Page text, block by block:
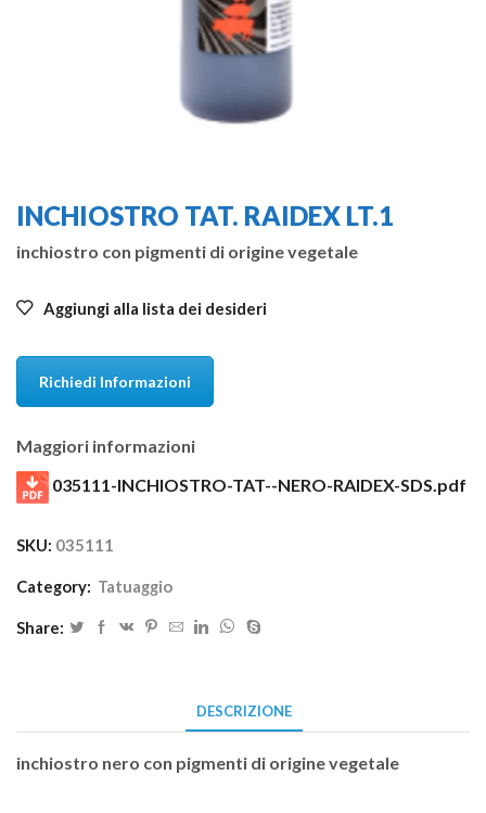
INCHIOSTRO TAT. RAIDEX LT.1
inchiostro con pigmenti di origine vegetale
Aggiungi alla lista dei desideri
Richiedi Informazioni
Maggiori informazioni
035111-INCHIOSTRO-TAT--NERO-RAIDEX-SDS.pdf
SKU: 035111
Category: Tatuaggio
Share:
DESCRIZIONE
inchiostro nero con pigmenti di origine vegetale